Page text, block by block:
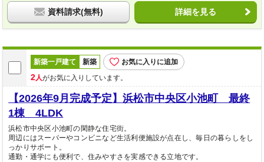
資料請求(無料) 詳細を見る
新築一戸建て 新築 お気に入りに追加
2人がお気に入りしています。
【2026年9月完成予定】浜松市中央区小池町 最終
1棟 4LDK
浜松市中央区小池町の閑静な住宅街。
周辺にはスーパーやコンビニなど生活利便施設が点在し、毎日の暮らしをし
っかりサポート。
通勤・通学にも便利で、住みやすさを実感できる立地です。